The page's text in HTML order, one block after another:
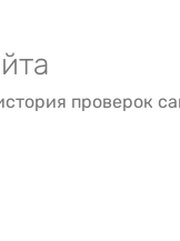
проверок